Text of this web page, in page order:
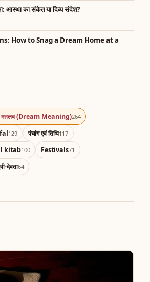
आस्था का संकेत या दिव्य संदेश?
How to Snag a Dream Home at a
मतलब (Dream Meaning)264
129 पंचांग एवं तिथि117
kitab100 Festivals71
देवता64